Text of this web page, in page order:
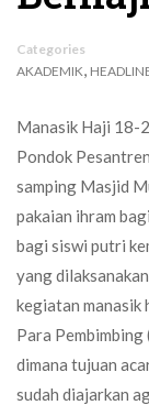
Categories
AKADEMIK,
Manasik Haji 18-
Pondok Pesantren
samping Masjid
pakaian ihram
bagi siswi putri
yang
kegiatan manasik
Para
dimana tujuan
sudah diajarkan